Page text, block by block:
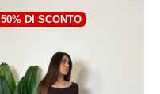
50% DI SCONTO